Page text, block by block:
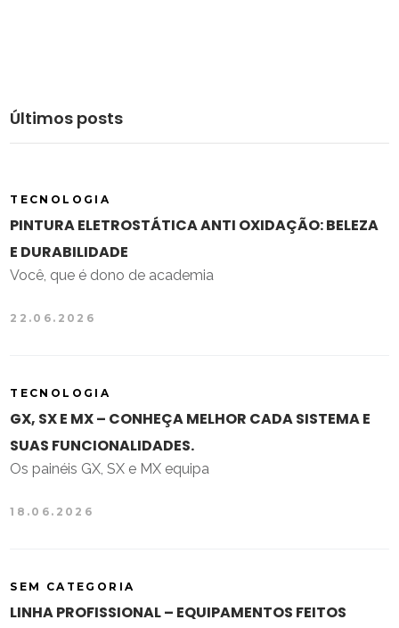
Últimos posts
TECNOLOGIA
PINTURA ELETROSTÁTICA ANTI OXIDAÇÃO: BELEZA
E DURABILIDADE
Você, que é dono de academia
22.06.2026
TECNOLOGIA
GX, SX E MX – CONHEÇA MELHOR CADA SISTEMA E
SUAS FUNCIONALIDADES.
Os painéis GX, SX e MX equipa
18.06.2026
SEM CATEGORIA
LINHA PROFISSIONAL – EQUIPAMENTOS FEITOS